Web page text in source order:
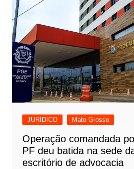
JURIDICO Mato Grosso
Operação comandada
PF deu batida na sede
escritório de advocacia